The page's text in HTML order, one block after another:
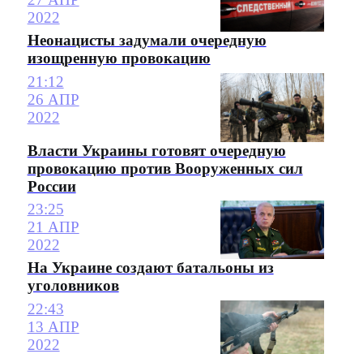
2022
Неонацисты задумали очередную
изощренную провокацию
21:12
26 АПР
2022
Власти Украины готовят очередную
провокацию против Вооруженных сил
России
23:25
21 АПР
2022
На Украине создают батальоны из
уголовников
22:43
13 АПР
2022